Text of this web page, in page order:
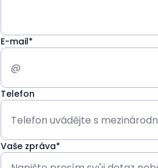
E-mail*
Telefon
Vaše zpráva*